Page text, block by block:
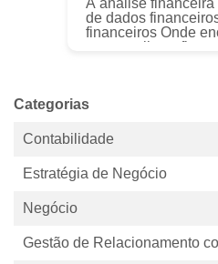
A análise
de dados
financeiros Onde
para analistas
Categorias
Contabilidade
Estratégia de Negócio
Negócio
Gestão de Relacionamento